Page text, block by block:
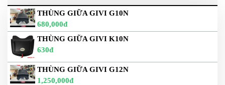
THÙNG GIỮA GIVI G10N
680,000đ
THÙNG GIỮA GIVI K10N
630đ
THÙNG GIỮA GIVI G12N
1,250,000đ